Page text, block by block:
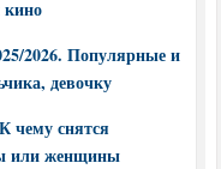
2026. Популярные и
девочку
чему снятся
или женщины